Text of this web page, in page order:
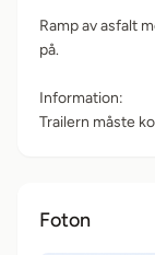
Ramp av asfalt
på.
Information:
Trailern måste
Foton